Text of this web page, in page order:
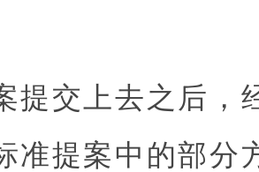
提交上去之后，
准提案中的部分